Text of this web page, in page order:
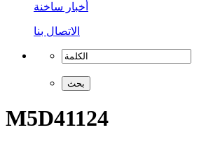
أخبار ساخنة
الاتصال بنا
M5D41124